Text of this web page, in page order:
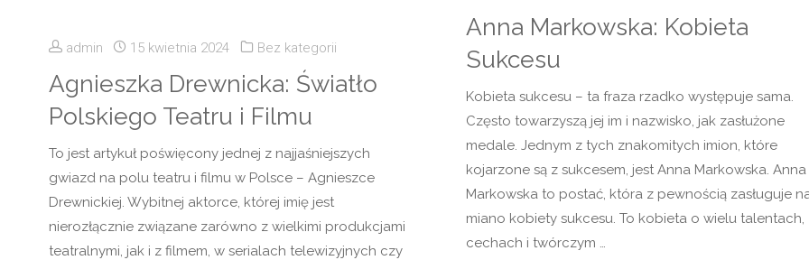
zinterpretować
ich
obecność
w
senniku?"
szampony
bez
SLS
dostępne
w
Anna Markowska: Kobieta
Sukcesu
Kobieta sukcesu – ta fraza rzadko występuje sama.
Często towarzyszą jej im i nazwisko, jak zasłużone
medale. Jednym z tych znakomitych imion, które
kojarzone są z sukcesem, jest Anna Markowska. Anna
Markowska to postać, która z pewnością zasługuje
miano kobiety sukcesu. To kobieta o wielu talentach,
cechach i twórczym …
admin 15 kwietnia 2024 Bez kategorii
Agnieszka Drewnicka: Światło
Polskiego Teatru i Filmu
To jest artykuł poświęcony jednej z najjaśniejszych
gwiazd na polu teatru i filmu w Polsce – Agnieszce
Drewnickiej. Wybitnej aktorce, której imię jest
nierozłącznie związane zarówno z wielkimi produkcjami
teatralnymi, jak i z filmem, w serialach telewizyjnych czy